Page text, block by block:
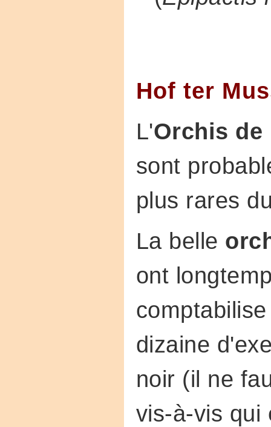
Hof ter
L'Orchis de
sont
plus rares
La belle
ont
dizaine
noir (il ne
vis-à-vis qui